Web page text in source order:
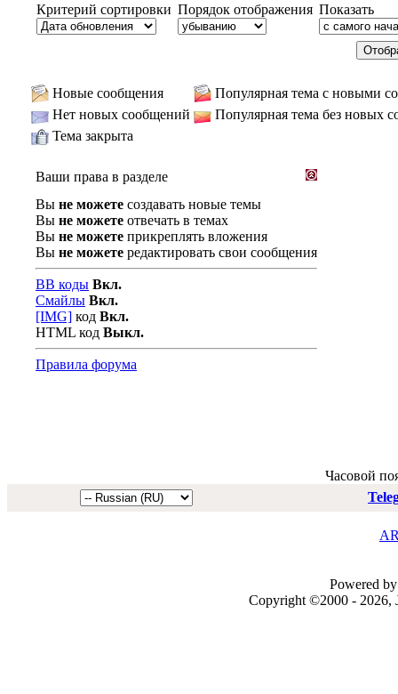
Критерий сортировки Порядок отображения Показать
Новые сообщения
Популярная тема с новыми
Нет новых сообщений
Популярная тема без новых
Тема закрыта
Ваши права в разделе
Вы не можете создавать новые темы
Вы не можете отвечать в темах
Вы не можете прикреплять вложения
Вы не можете редактировать свои сообщения
BB коды Вкл.
Смайлы Вкл.
[IMG] код Вкл.
HTML код Выкл.
Правила форума
Часовой
Powered
Copyright ©2000 - 2026,